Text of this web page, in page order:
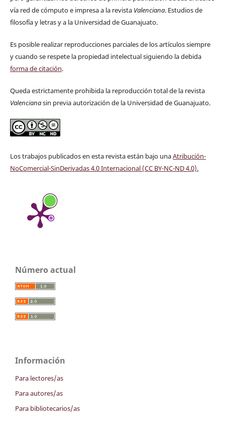
vía red de cómputo e impresa a la revista Valenciana. Estudios de
filosofía y letras y a la Universidad de Guanajuato.
Es posible realizar reproducciones parciales de los artículos siempre
y cuando se respete la propiedad intelectual siguiendo la debida
forma de citación.
Queda estrictamente prohibida la reproducción total de la revista
Valencianasin previa autorización de la Universidad de Guanajuato.
Los trabajos publicados en esta revista están bajo unaAtribución-
NoComercial-SinDerivadas 4.0 Internacional (CC BY-NC-ND 4.0).
Número actual
Información
Para lectores/as
Para autores/as
Para bibliotecarios/as